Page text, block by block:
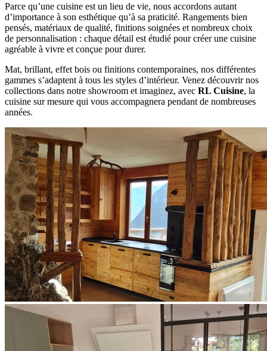
Parce qu’une cuisine est un lieu de vie, nous accordons autant
d’importance à son esthétique qu’à sa praticité. Rangements bien
pensés, matériaux de qualité, finitions soignées et nombreux choix
de personnalisation : chaque détail est étudié pour créer une cuisine
agréable à vivre et conçue pour durer.
Mat, brillant, effet bois ou finitions contemporaines, nos différentes
gammes s’adaptent à tous les styles d’intérieur. Venez découvrir nos
collections dans notre showroom et imaginez, avec RL Cuisine, la
cuisine sur mesure qui vous accompagnera pendant de nombreuses
années.